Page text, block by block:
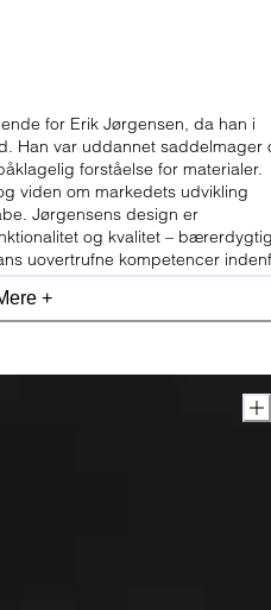
for Erik Jørgensen, da han i
Han var uddannet saddelmager
forståelse for materialer.
viden om markedets udvikling
Jørgensens design er
og kvalitet –
uovertrufne kompetencer
+